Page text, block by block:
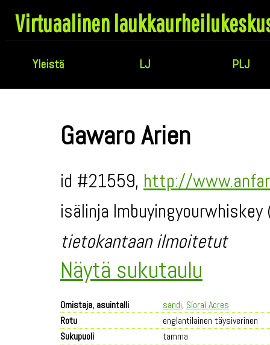
Virtuaalinen
Yleistä LJ PLJ
Gawaro Arien
id #21559, http://
isälinja
tietokantaan ilmoitetut
Näytä sukutaulu
Omistaja, asuintalli sandi, Síoraí Acres
Rotu
englantilainen täysiverinen
Sukupuoli
tamma